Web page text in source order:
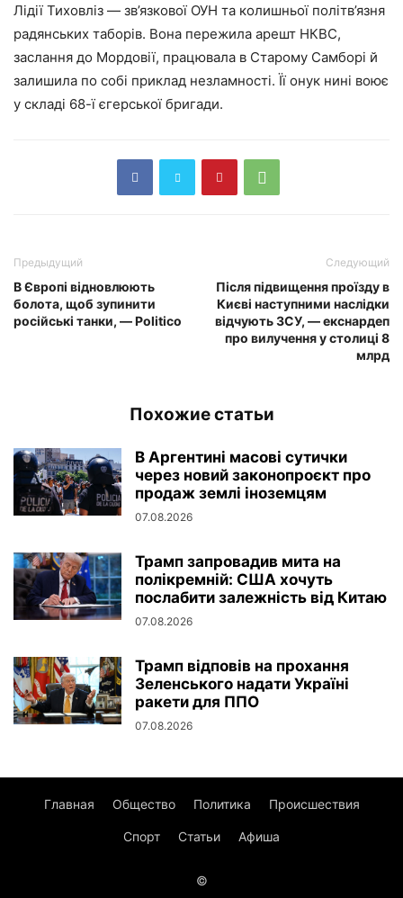
Лідії Тиховліз — зв’язкової ОУН та колишньої політв’язня
радянських таборів. Вона пережила арешт НКВС,
заслання до Мордовії, працювала в Старому Самборі й
залишила по собі приклад незламності. Її онук нині воює
у складі 68-ї єгерської бригади.
Предыдущий
В Європі відновлюють
болота, щоб зупинити
російські танки, — Politico
Следующий
Після підвищення проїзду в
Києві наступними наслідки
відчують ЗСУ, — екснардеп
про вилучення у столиці 8
млрд
Похожие статьи
В Аргентині масові сутички
через новий законопроєкт про
продаж землі іноземцям
07.08.2026
Трамп запровадив мита на
полікремній: США хочуть
послабити залежність від Китаю
07.08.2026
Трамп відповів на прохання
Зеленського надати Україні
ракети для ППО
07.08.2026
Главная Общество Политика Происшествия
Спорт Статьи Афиша
©